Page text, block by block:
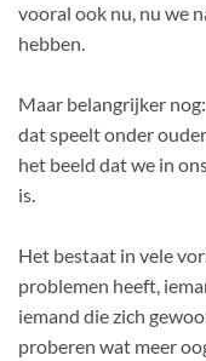
vooral ook nu, nu we
hebben.
Maar belangrijker
dat speelt onder
het beeld dat we in
is.
Het bestaat in vele
problemen heeft,
iemand die zich
proberen wat meer